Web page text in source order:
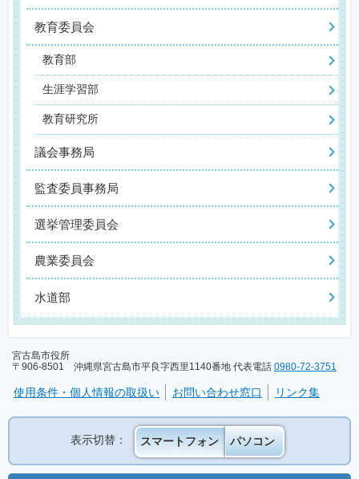
教育委員会
教育部
生涯学習部
教育研究所
議会事務局
監査委員事務局
選挙管理委員会
農業委員会
水道部
宮古島市役所
〒906-8501 沖縄県宮古島市平良字西里1140番地 代表電話 0980-72-3751
使用条件・個人情報の取扱い お問い合わせ窓口 リンク集
表示切替： スマートフォン パソコン